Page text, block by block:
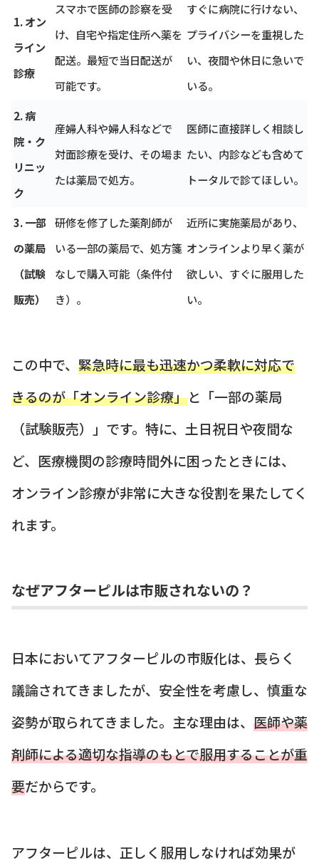
1. オン
ライン
診療
スマホで医師の診察を受
け、自宅や指定住所へ薬を
配送。最短で当日配送が
可能です。
すぐに病院に行けない、
プライバシーを重視した
い、夜間や休日に急いで
いる。
2. 病
院・ク
リニッ
ク
産婦人科や婦人科などで
対面診療を受け、その場ま
たは薬局で処方。
医師に直接詳しく相談し
たい、内診なども含めて
トータルで診てほしい。
3. 一部
の薬局
（試験
販売）
研修を修了した薬剤師が
いる一部の薬局で、処方箋
なしで購入可能（条件付
き）。
近所に実施薬局があり、
オンラインより早く薬が
欲しい、すぐに服用した
い。
この中で、 緊急時に最も迅速かつ柔軟に対応で
きるのが「オンライン診療」と「一部の薬局
（試験販売）」です。特に、土日祝日や夜間な
ど、医療機関の診療時間外に困ったときには、
オンライン診療が非常に大きな役割を果たしてく
れます。
なぜアフターピルは市販されないの？
日本においてアフターピルの市販化は、長らく
議論されてきましたが、安全性を考慮し、慎重な
姿勢が取られてきました。主な理由は、 医師や薬
剤師による適切な指導のもとで服用することが重
要だからです。
アフターピルは、正しく服用しなければ効果が